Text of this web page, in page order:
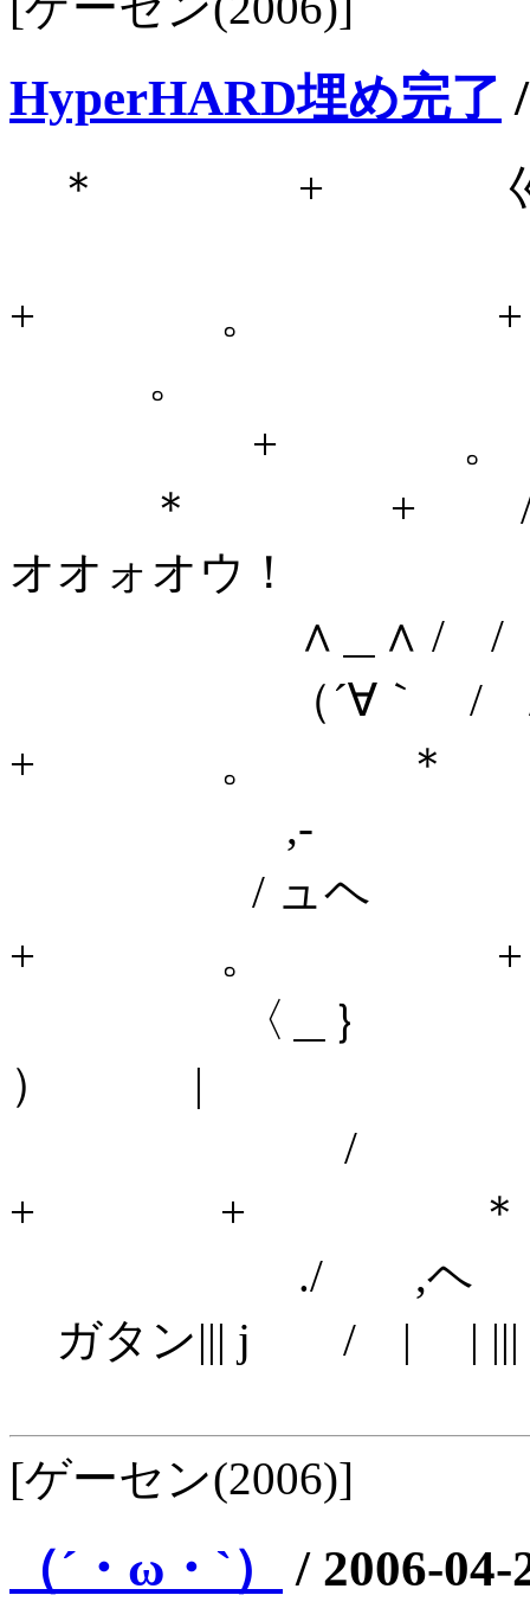
HyperHARD埋め完了
＊ + 巛
+ 。
。
+ 。
＊ + / / イ
オオォオウ！
∧＿∧ / /
（´∀
+ 。 ＊
,-
/ ュヘ
+ 。 +
〈＿｝
/ !
+ +
./ ,ヘ
ガタン||| j / | | |||
[ゲーセン(2006)]
（´・ω・`） / 2006-04-